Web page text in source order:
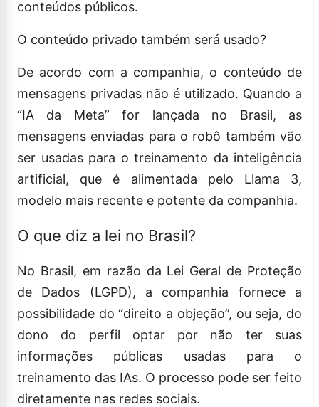
conteúdos públicos.
O conteúdo privado também será usado?
De acordo com a companhia, o conteúdo de
mensagens privadas não é utilizado. Quando a
“IA da Meta” for lançada no Brasil, as
mensagens enviadas para o robô também vão
ser usadas para o treinamento da inteligência
artificial, que é alimentada pelo Llama 3,
modelo mais recente e potente da companhia.
O que diz a lei no Brasil?
No Brasil, em razão da Lei Geral de Proteção
de Dados (LGPD), a companhia fornece a
possibilidade do “direito a objeção”, ou seja, do
dono do perfil optar por não ter suas
informações públicas usadas para o
treinamento das IAs. O processo pode ser feito
diretamente nas redes sociais.